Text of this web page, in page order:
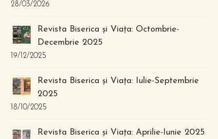
28/03/2026
Revista Biserica și Viața: Octombrie-
Decembrie 2025
19/12/2025
Revista Biserica și Viața: Iulie-Septembrie
2025
18/10/2025
Revista Biserica și Viața: Aprilie-Iunie 2025